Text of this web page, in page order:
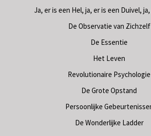
Ja, er is een Hel, ja, er is een Duivel,
De Observatie van Zichzelf
De Essentie
Het Leven
Revolutionaire Psychologie
De Grote Opstand
Persoonlijke
De Wonderlijke Ladder